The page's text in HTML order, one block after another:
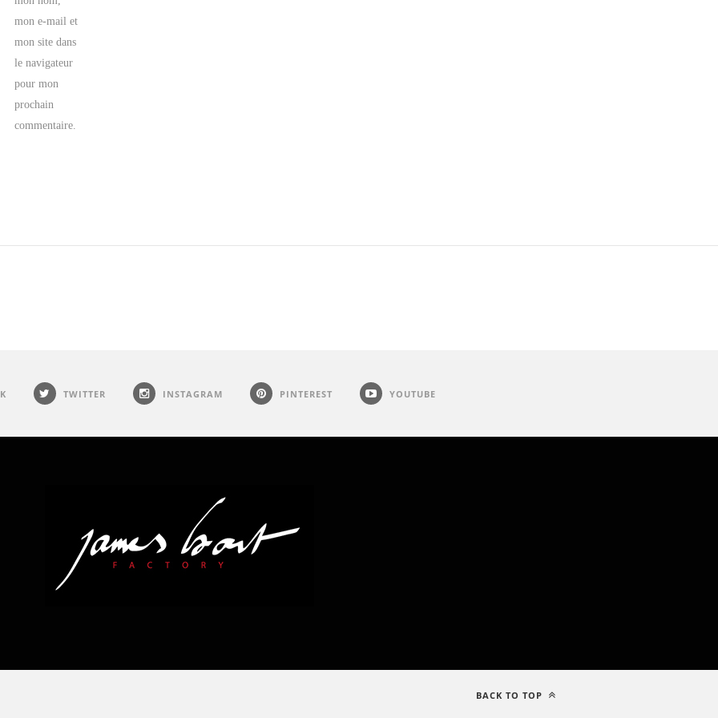
mon e-mail et
mon site dans
le navigateur
pour mon
prochain
commentaire.
TWITTER INSTAGRAM PINTEREST YOUTUBE
BACK TO TOP